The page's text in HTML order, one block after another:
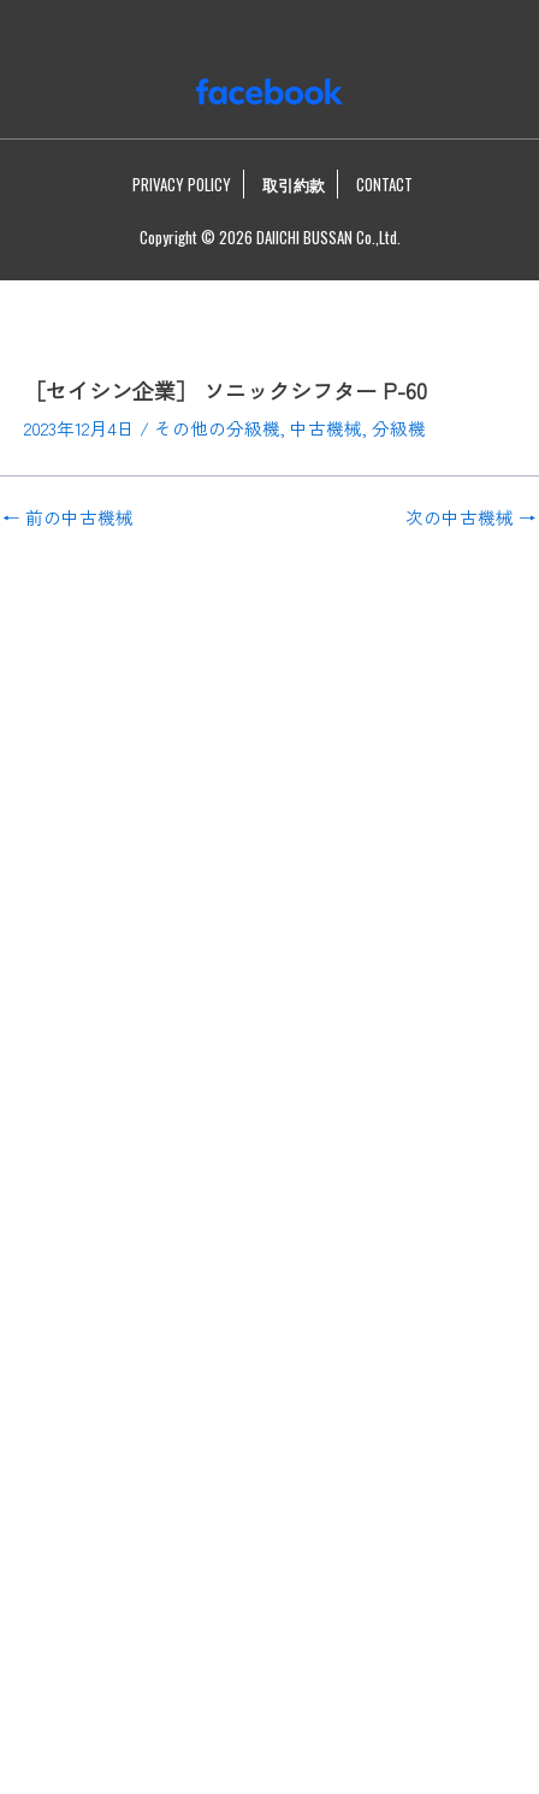
PRIVACY POLICY 取引約款 CONTACT
Copyright © 2026 DAIICHI BUSSAN Co.,Ltd.
［セイシン企業］ ソニックシフター P-60
2023年12月4日 / その他の分級機, 中古機械, 分級機
← 前の中古機械 次の中古機械 →